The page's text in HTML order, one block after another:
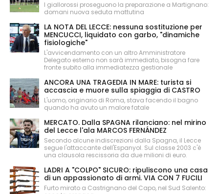
I giallorossi proseguono la preparazione a Martignano:
domani nuova seduta mattutina
LA NOTA DEL LECCE: nessuna sostituzione per
MENCUCCI, liquidato con garbo, "dinamiche
fisiologiche"
L'avvicendamento con un altro Amministratore
Delegato esterno non sarà immediato, bisogna fare
fronte subito alla immediatezza gestionale
ANCORA UNA TRAGEDIA IN MARE: turista si
accascia e muore sulla spiaggia di CASTRO
L'uomo, originario di Roma, stava facendo il bagno
quando ha avuto un malore fatale
MERCATO. Dalla SPAGNA rilanciano: nel mirino
del Lecce l'ala MARCOS FERNÁNDEZ
Secondo alcune indiscrezioni dalla Spagna, il Lecce
segue l'attaccante dell'Espanyol. Sul classe 2003 c'è
una clausola rescissoria da due milioni di euro.
LADRI A "COLPO" SICURO: ripuliscono una casa
di un appassionato di armi. VIA CON 7 FUCILI
Furto mirato a Castrignano del Capo, nel Sud Salento: